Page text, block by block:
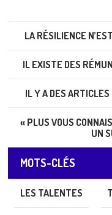
LA RÉSILIENCE
IL EXISTE DES
IL Y A DES
« PLUS VOUS
UN
MOTS-CLÉS
LES TALENTES